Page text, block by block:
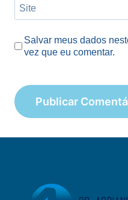
Site
Salvar meus dados
vez que eu comentar.